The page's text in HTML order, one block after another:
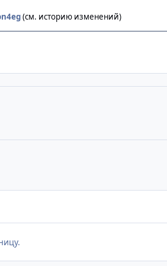
(см. историю изменений)